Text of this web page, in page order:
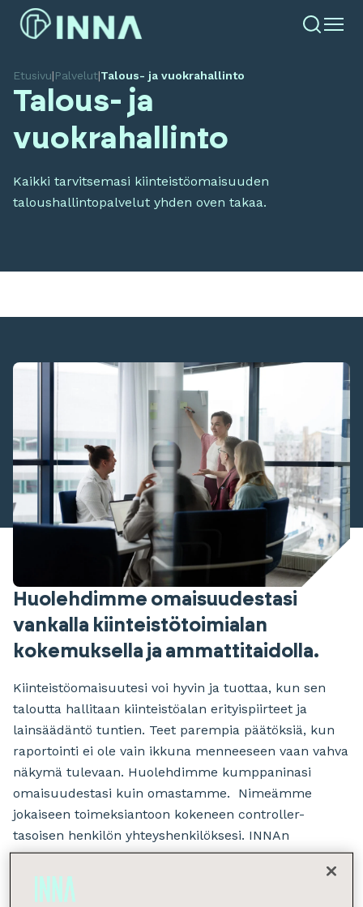
Etusivu|Palvelut|Talous- ja vuokrahallinto
Talous- ja
vuokrahallinto
Kaikki tarvitsemasi kiinteistöomaisuuden
taloushallintopalvelut yhden oven takaa.
Huolehdimme omaisuudestasi
vankalla kiinteistötoimialan
kokemuksella ja ammattitaidolla.
Kiinteistöomaisuutesi voi hyvin ja tuottaa, kun sen
taloutta hallitaan kiinteistöalan erityispiirteet ja
lainsäädäntö tuntien. Teet parempia päätöksiä, kun
raportointi ei ole vain ikkuna menneeseen vaan vahva
näkymä tulevaan. Huolehdimme kumppaninasi
omaisuudestasi kuin omastamme. Nimeämme
jokaiseen toimeksiantoon kokeneen controller-
tasoisen henkilön yhteyshenkilöksesi. INNAn
talouspalveluilla on Taloushallintoliiton auktorisointi.